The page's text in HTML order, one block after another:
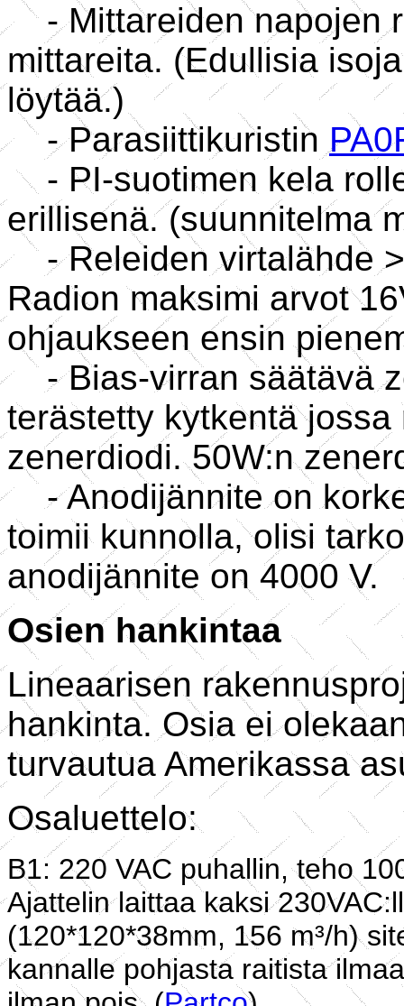
- Mittareiden napojen
mittareita. (Edullisia
löytää.)
- Parasiittikuristin
- PI-suotimen kela
erillisenä. (suunnitelma
- Releiden virtalähde >
Radion maksimi arvot
ohjaukseen ensin
- Bias-virran säätävä
terästetty kytkentä
zenerdiodi. 50W:n
- Anodijännite on
toimii kunnolla, olisi
anodijännite on 4000 V.
Osien hankintaa
Lineaarisen
hankinta. Osia ei
turvautua Amerikassa
Osaluettelo:
B1: 220 VAC puhallin, teho
Ajattelin laittaa kaksi
(120*120*38mm, 156 m³/h)
kannalle pohjasta raitista